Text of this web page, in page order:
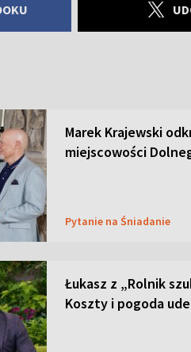
Marek Krajewski
miejscowości
Pytanie na Śniadanie
Łukasz z „Rolnik
Koszty i pogoda